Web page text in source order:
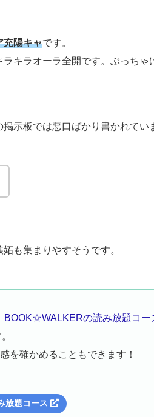
充陽キャです。
キラオーラ全開です。ぶっちゃ
示板では悪口ばかり書かれてい
も集まりやすそうです。
BOOK☆WALKERの読み放題コー
を確かめることもできます！
放題コース